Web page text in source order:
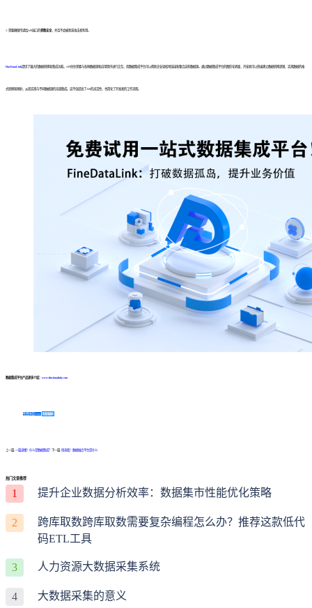
3. 需要确保传递给API接口的 参数安全，并且不会被恶意攻击者利用。
FineDataLink提供了强大的数据转换和集成功能。API往往需要与各种数据源和应用程序进行交互，而数据集成平台可以帮助企业轻松地连接和整合这些数据源。通过数据集成平台的图形化界面，开发者可以快速建立数据转换逻辑、实现数据的格
式转换和映射，从而实现与不同数据源的无缝集成。这不仅提高了API的灵活性，也简化了开发者的工作流程。
数据集成平台产品更多介绍： www.finedatalink.com
免费体验Demo 咨询方案
上一篇: 一篇读懂！什么是数据集成？ 下一篇: 快来看！数据融合平台是什么
热门文章推荐
1 提升企业数据分析效率：数据集市性能优化策略
2
跨库取数跨库取数需要复杂编程怎么办？推荐这款低代
码ETL工具
3 人力资源大数据采集系统
4 大数据采集的意义